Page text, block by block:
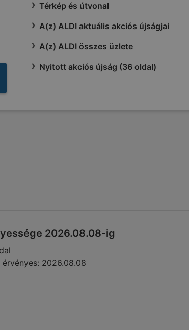
Térkép és útvonal
A(z) ALDI aktuális akciós újságjai
A(z) ALDI összes üzlete
Nyitott akciós újság (36 oldal)
2026.08.08-ig
2026.08.08